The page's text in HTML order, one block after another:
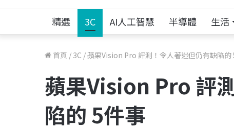
精選 3C AI人工智慧 半導體 生活
首頁 / 3C /蘋果Vision Pro 評測！令人著迷但仍有缺陷的
蘋果Vision Pro 評
陷的 5件事